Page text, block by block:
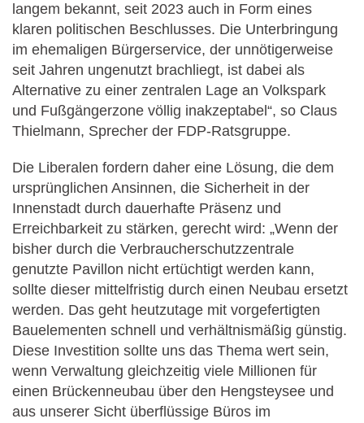
langem bekannt, seit 2023 auch in Form eines
klaren politischen Beschlusses. Die Unterbringung
im ehemaligen Bürgerservice, der unnötigerweise
seit Jahren ungenutzt brachliegt, ist dabei als
Alternative zu einer zentralen Lage an Volkspark
und Fußgängerzone völlig inakzeptabel“, so Claus
Thielmann, Sprecher der FDP-Ratsgruppe.
Die Liberalen fordern daher eine Lösung, die dem
ursprünglichen Ansinnen, die Sicherheit in der
Innenstadt durch dauerhafte Präsenz und
Erreichbarkeit zu stärken, gerecht wird: „Wenn der
bisher durch die Verbraucherschutzzentrale
genutzte Pavillon nicht ertüchtigt werden kann,
sollte dieser mittelfristig durch einen Neubau ersetzt
werden. Das geht heutzutage mit vorgefertigten
Bauelementen schnell und verhältnismäßig günstig.
Diese Investition sollte uns das Thema wert sein,
wenn Verwaltung gleichzeitig viele Millionen für
einen Brückenneubau über den Hengsteysee und
aus unserer Sicht überflüssige Büros im